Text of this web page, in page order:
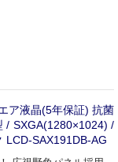
ア液晶(5年保証) 抗菌
/ SXGA(1280×1024) /
LCD-SAX191DB-AG